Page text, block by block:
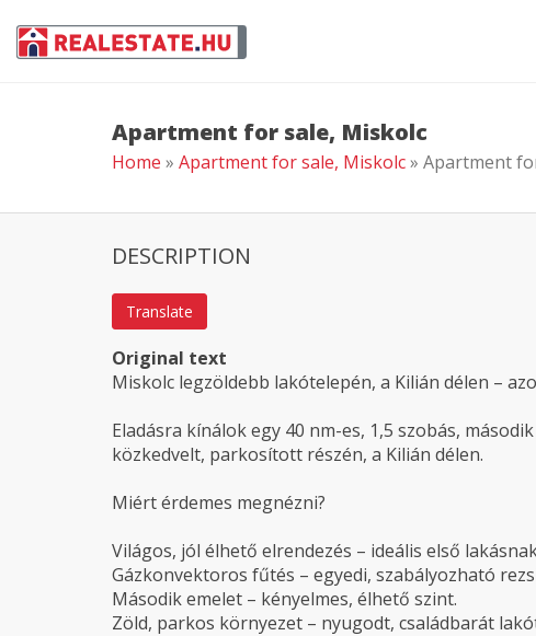
Apartment for sale, Miskolc
Home » Apartment for sale, Miskolc» Apartment
DESCRIPTION
Translate
Original text
Miskolc legzöldebb lakótelepén, a Kilián délen –
Eladásra kínálok egy 40 nm-es, 1,5 szobás,
közkedvelt, parkosított részén, a Kilián délen.
Miért érdemes megnézni?
Világos, jól élhető elrendezés – ideális első
Gázkonvektoros fűtés – egyedi, szabályozható
Második emelet – kényelmes, élhető szint.
Zöld, parkos környezet – nyugodt, családbarát